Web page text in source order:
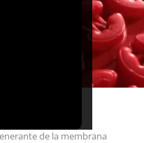
de la membrana